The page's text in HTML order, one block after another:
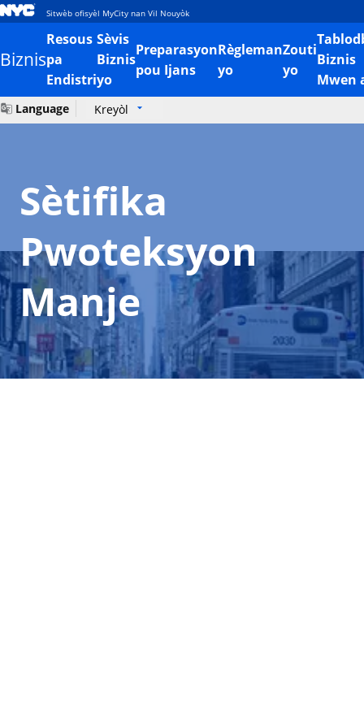
Sitwèb ofisyèl MyCity nan Vil Nouyòk
Biznis
Resous
pa
Endistri
Sèvis
Biznis
yo
Preparasyon
pou Ijans
Règleman
yo
Zouti
yo
Biznis
Mwen
Language Kreyòl
Sètifika
Pwoteksyon
Manje